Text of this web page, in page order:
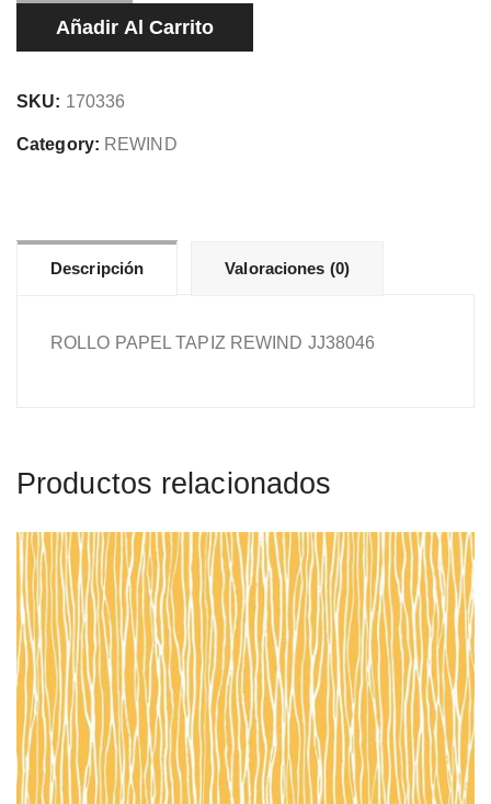
ROLLO
REWIND
JJ38046
Añadir Al Carrito
SKU: 170336
Category: REWIND
Descripción Valoraciones (0)
ROLLO PAPEL TAPIZ REWIND JJ38046
Productos relacionados